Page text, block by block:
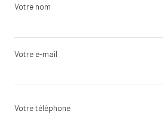
Votre nom
Votre e-mail
Votre téléphone